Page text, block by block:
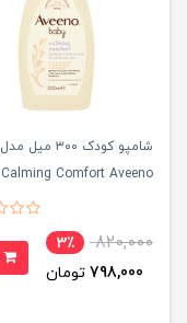
شامپو کودک ۳۰۰ میل مدل
Calming Comfort Aveeno
820,000
3٪
798,000 تومان